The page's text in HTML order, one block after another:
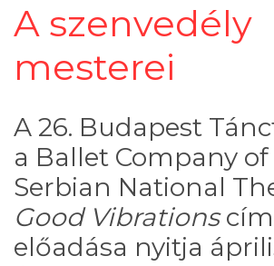
A szenvedély
mesterei
A 26. Budapest
a Ballet Company
Serbian National
Good Vibrations
előadása nyitja